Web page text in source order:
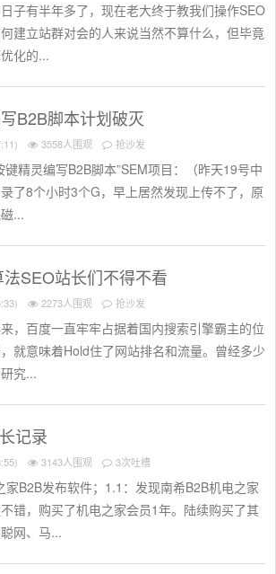
子有半年多了，现在老大终于教我们操作SEO
建立站群对会的人来说当然不算什么，但毕竟
化的...
B2B脚本计划破灭
3558人围观 抢沙发
键精灵编写B2B脚本”SEM项目：（昨天19号中
了8个小时3个G，早上居然发现上传不了，原
...
SEO站长们不得不看
2273人围观 抢沙发
，百度一直牢牢占据着国内搜索引擎霸主的位
就意味着Hold住了网站排名和流量。曾经多少
究...
记录
3143人围观 3次吐槽
家B2B发布软件；1.1：发现南希B2B机电之家
错，购买了机电之家会员1年。陆续购买了其
网、马...